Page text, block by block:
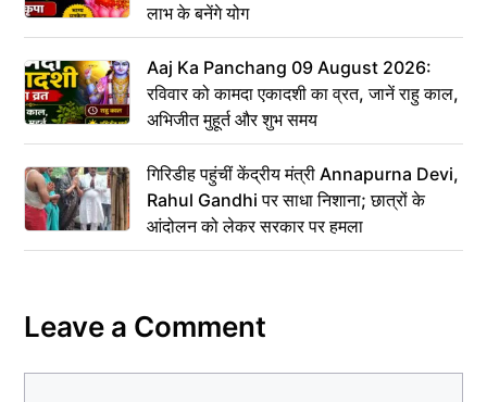
लाभ के बनेंगे योग
Aaj Ka Panchang 09 August 2026:
रविवार को कामदा एकादशी का व्रत, जानें राहु काल,
अभिजीत मुहूर्त और शुभ समय
गिरिडीह पहुंचीं केंद्रीय मंत्री Annapurna Devi,
Rahul Gandhi पर साधा निशाना; छात्रों के
आंदोलन को लेकर सरकार पर हमला
Leave a Comment